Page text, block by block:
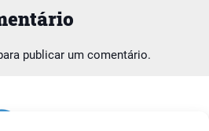
publicar um comentário.